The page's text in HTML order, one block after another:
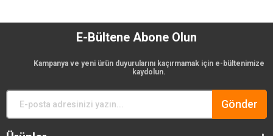
E-Bültene Abone Olun
Kampanya ve yeni ürün duyurularını kaçırmamak için e-bültenimize
kaydolun.
Gönder